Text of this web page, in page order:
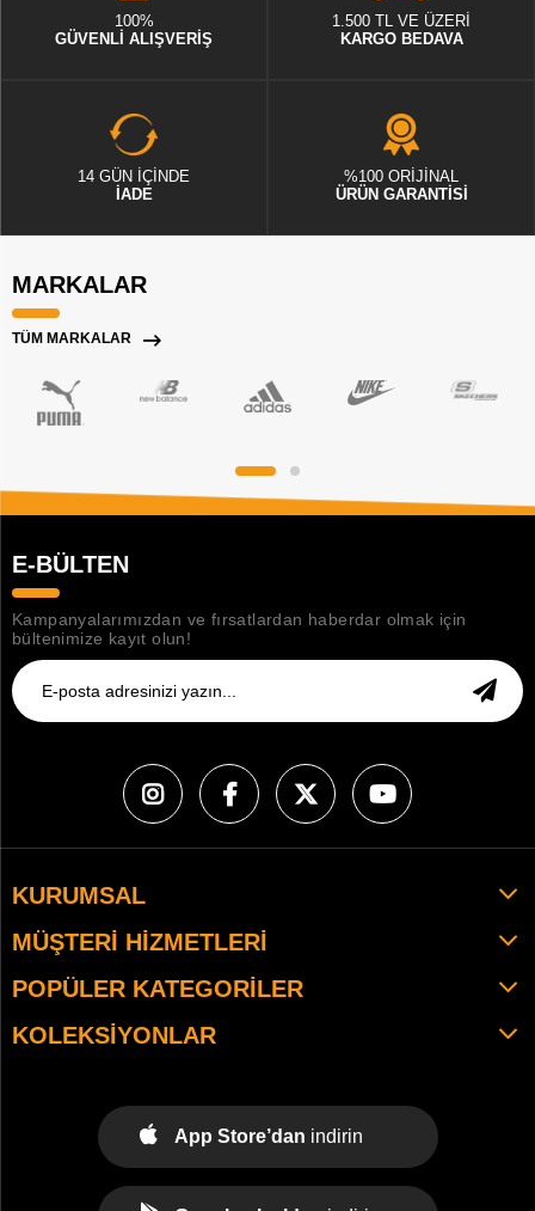
100%
GÜVENLİ ALIŞVERİŞ
1.500 TL VE ÜZERİ
KARGO BEDAVA
14 GÜN İÇİNDE
İADE
%100 ORİJİNAL
ÜRÜN GARANTİSİ
MARKALAR
TÜM MARKALAR
E-BÜLTEN
Kampanyalarımızdan ve fırsatlardan haberdar olmak için
bültenimize kayıt olun!
KURUMSAL
MÜŞTERI HIZMETLERI
POPÜLER KATEGORILER
KOLEKSIYONLAR
App Store’dan indirin